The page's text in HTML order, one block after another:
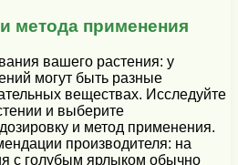
метода применения
вашего растения: у
могут быть разные
веществах. Исследуйте
и выберите
и метод применения.
производителя: на
с голубым ярлыком обычно